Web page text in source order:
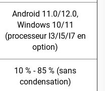
Android 11.0/12.0,
Windows 10/11
(processeur I3/I5/I7 en
option)
10 % - 85 % (sans
condensation)